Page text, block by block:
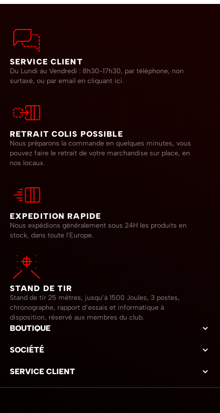
SERVICE CLIENT
Du Lundi au Vendredi : 8h30-17h30, par téléphone, non
surtaxé, ou par email en cliquant ici.
RETRAIT COLIS POSSIBLE
Nous préparons la commande en quelques minutes, vous
pouvez faire le retrait de votre marchandise sur place, en
nos locaux.
EXPEDITION RAPIDE
Nous expédions généralement sous 24H les produits en
stock, dans toute l'Europe.
STAND DE TIR
Stand de tir 25 mètres, jusqu’à 1500 Joules, 3 postes,
chronographe, rapport d’essais et informatique à
disposition, réservé aux membres du club.
BOUTIQUE
SOCIÉTÉ
SERVICE CLIENT